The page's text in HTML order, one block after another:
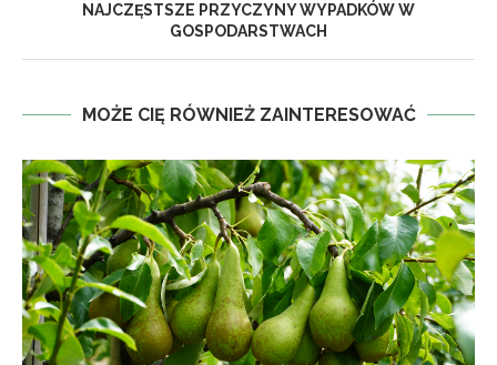
NAJCZĘSTSZE PRZYCZYNY WYPADKÓW W
GOSPODARSTWACH
MOŻE CIĘ RÓWNIEŻ ZAINTERESOWAĆ